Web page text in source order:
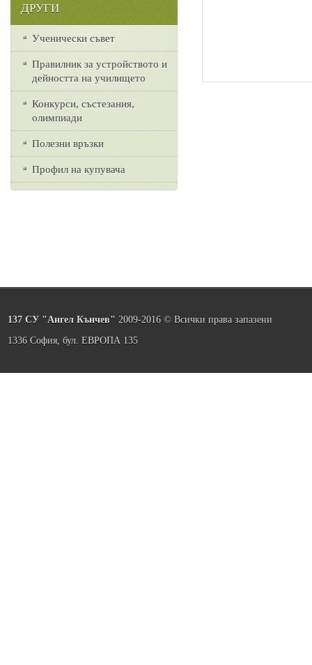
ДРУГИ
Ученически съвет
Правилник за устройството и
дейността на училището
Конкурси, състезания,
олимпиади
Полезни връзки
Профил на купувача
137 СУ "Ангел Кънчев" 2009-2016 © Всички права запазени
1336 София, бул. ЕВРОПА 135